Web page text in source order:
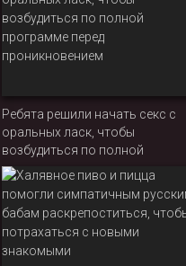
Ребята решили начать секс с
оральных ласк, чтобы
возбудиться по полной
программе перед
проникновением